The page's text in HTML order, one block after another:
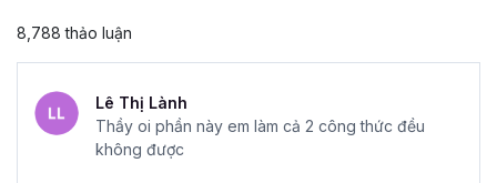
8,788 thảo luận
Lê Thị Lành
Thầy oi phần này em làm cả 2 công thức đều
không được